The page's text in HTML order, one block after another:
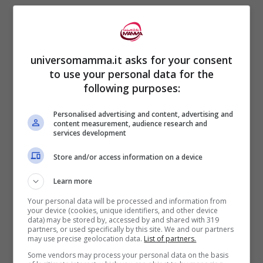
di Ravenna,nonché la mamma dei Santi
martiri gemelli Gervasio e Protasio.
Vitale è un ufficiale che accompagna il
giudice Paolino da Milano a Ravenna
persecuzione contro i cristiani e qui viene
arrestato. Per ordine dello stesso Paolino
viene poi
profonda ricoperto di sassi e terra per non
aver rinnegato la sua fede.
La moglieValeria si reca a Ravenna e
universomamma.it asks for your consent
to use your personal data for the
following purposes:
Personalised advertising and content, advertising and
content measurement, audience research and
services development
Store and/or access information on a device
Learn more
Your personal data will be processed and information from
your device (cookies, unique identifiers, and other device
data) may be stored by, accessed by and shared with 319
partners, or used specifically by this site. We and our partners
may use precise geolocation data. List of partners.
Some vendors may process your personal data on the basis